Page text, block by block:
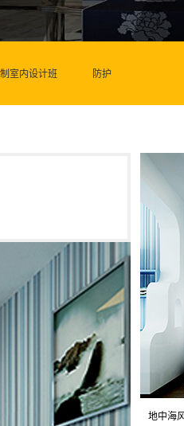
室内设计班 防护
地中海